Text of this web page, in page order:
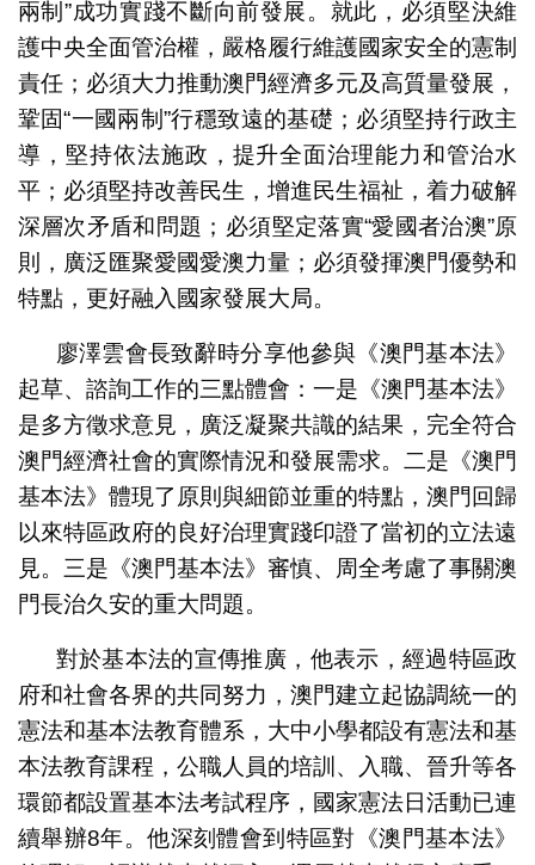
兩制”成功實踐不斷向前發展。就此，必須堅決維
護中央全面管治權，嚴格履行維護國家安全的憲制
責任；必須大力推動澳門經濟多元及高質量發展，
鞏固“一國兩制”行穩致遠的基礎；必須堅持行政主
導，堅持依法施政，提升全面治理能力和管治水
平；必須堅持改善民生，增進民生福祉，着力破解
深層次矛盾和問題；必須堅定落實“愛國者治澳”原
則，廣泛匯聚愛國愛澳力量；必須發揮澳門優勢和
特點，更好融入國家發展大局。
廖澤雲會長致辭時分享他參與《澳門基本法》
起草、諮詢工作的三點體會：一是《澳門基本法》
是多方徵求意見，廣泛凝聚共識的結果，完全符合
澳門經濟社會的實際情況和發展需求。二是《澳門
基本法》體現了原則與細節並重的特點，澳門回歸
以來特區政府的良好治理實踐印證了當初的立法遠
見。三是《澳門基本法》審慎、周全考慮了事關澳
門長治久安的重大問題。
對於基本法的宣傳推廣，他表示，經過特區政
府和社會各界的共同努力，澳門建立起協調統一的
憲法和基本法教育體系，大中小學都設有憲法和基
本法教育課程，公職人員的培訓、入職、晉升等各
環節都設置基本法考試程序，國家憲法日活動已連
續舉辦8年。他深刻體會到特區對《澳門基本法》